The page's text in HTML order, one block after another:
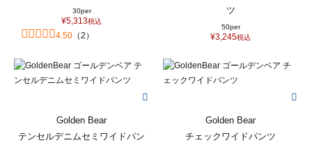
30per
¥5,313税込
4.50 （2 ）
ツ
50per
¥3,245税込
Golden Bear
テンセルデニムセミワイドパン
Golden Bear
チェックワイドパンツ